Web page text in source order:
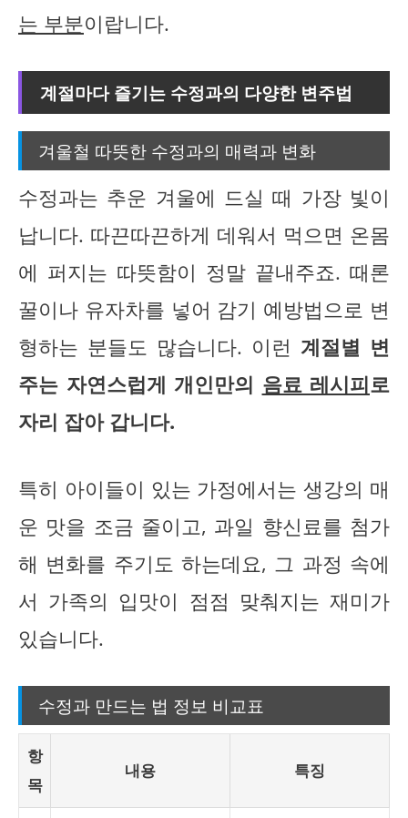
는 부분이랍니다.
계절마다 즐기는 수정과의 다양한 변주법
겨울철 따뜻한 수정과의 매력과 변화
수정과는 추운 겨울에 드실 때 가장 빛이
납니다. 따끈따끈하게 데워서 먹으면 온몸
에 퍼지는 따뜻함이 정말 끝내주죠. 때론
꿀이나 유자차를 넣어 감기 예방법으로 변
형하는 분들도 많습니다. 이런 계절별 변
주는 자연스럽게 개인만의 음료 레시피로
자리 잡아 갑니다.
특히 아이들이 있는 가정에서는 생강의 매
운 맛을 조금 줄이고, 과일 향신료를 첨가
해 변화를 주기도 하는데요, 그 과정 속에
서 가족의 입맛이 점점 맞춰지는 재미가
있습니다.
수정과 만드는 법 정보 비교표
항
목
내용 특징